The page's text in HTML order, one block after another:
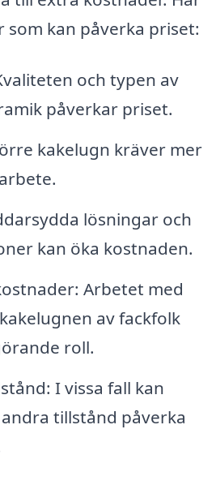
kan påverka priset:
och typen av
påverkar priset.
kakelugn kräver mer
lösningar och
kan öka kostnaden.
Arbetet med
av fackfolk
roll.
I vissa fall kan
tillstånd påverka